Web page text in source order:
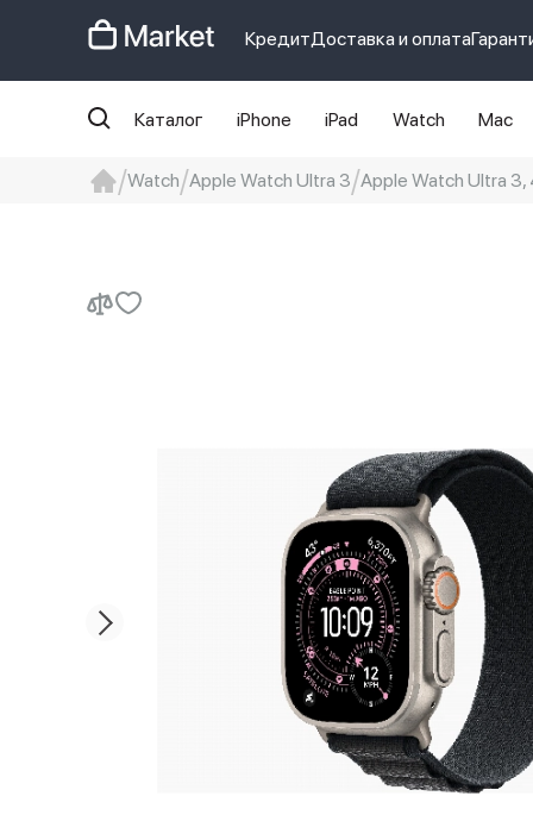
КредитДоставка и оплата
Каталог iPhone iPad Watch Mac
Watch Apple Watch Ultra 3 Apple Watch Ultra